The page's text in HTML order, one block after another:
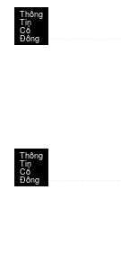
Thông
Tin
Cổ
Đông
Thông
Tin
Cổ
Đông